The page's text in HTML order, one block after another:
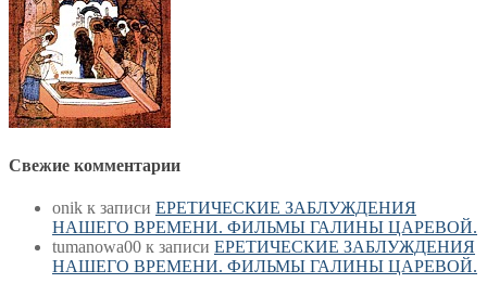
Свежие комментарии
onik к записи ЕРЕТИЧЕСКИЕ ЗАБЛУЖДЕНИЯ
НАШЕГО ВРЕМЕНИ. ФИЛЬМЫ ГАЛИНЫ ЦАРЕВОЙ.
tumanowa00 к записи ЕРЕТИЧЕСКИЕ ЗАБЛУЖДЕНИЯ
НАШЕГО ВРЕМЕНИ. ФИЛЬМЫ ГАЛИНЫ ЦАРЕВОЙ.